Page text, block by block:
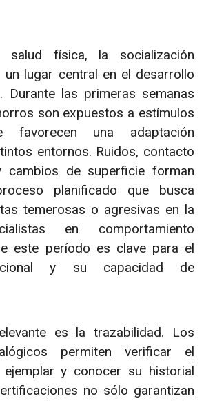
física, la socialización
un lugar central en el desarrollo
Durante las primeras semanas
son expuestos a estímulos
favorecen una adaptación
entornos. Ruidos, contacto
cambios de superficie forman
planificado que busca
temerosas o agresivas en la
en comportamiento
este período es clave para el
y su capacidad de
es la trazabilidad. Los
permiten verificar el
y conocer su historial
no sólo garantizan